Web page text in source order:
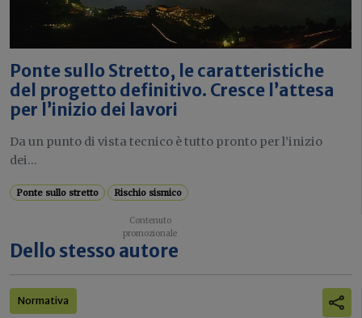
Ponte sullo Stretto, le caratteristiche
del progetto definitivo. Cresce l’attesa
per l’inizio dei lavori
Da un punto di vista tecnico è tutto pronto per l’inizio
dei...
Ponte sullo stretto Rischio sismico
Dello stesso autore
Normativa